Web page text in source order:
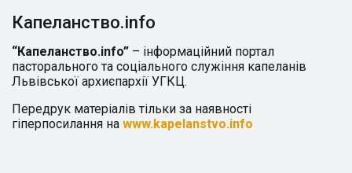
Капеланство.info
“Капеланство.info” – інформаційний портал
пасторального та соціального служіння капеланів
Львівської архиєпархії УГКЦ.
Передрук матеріалів тільки за наявності
гіперпосилання на www.kapelanstvo.info